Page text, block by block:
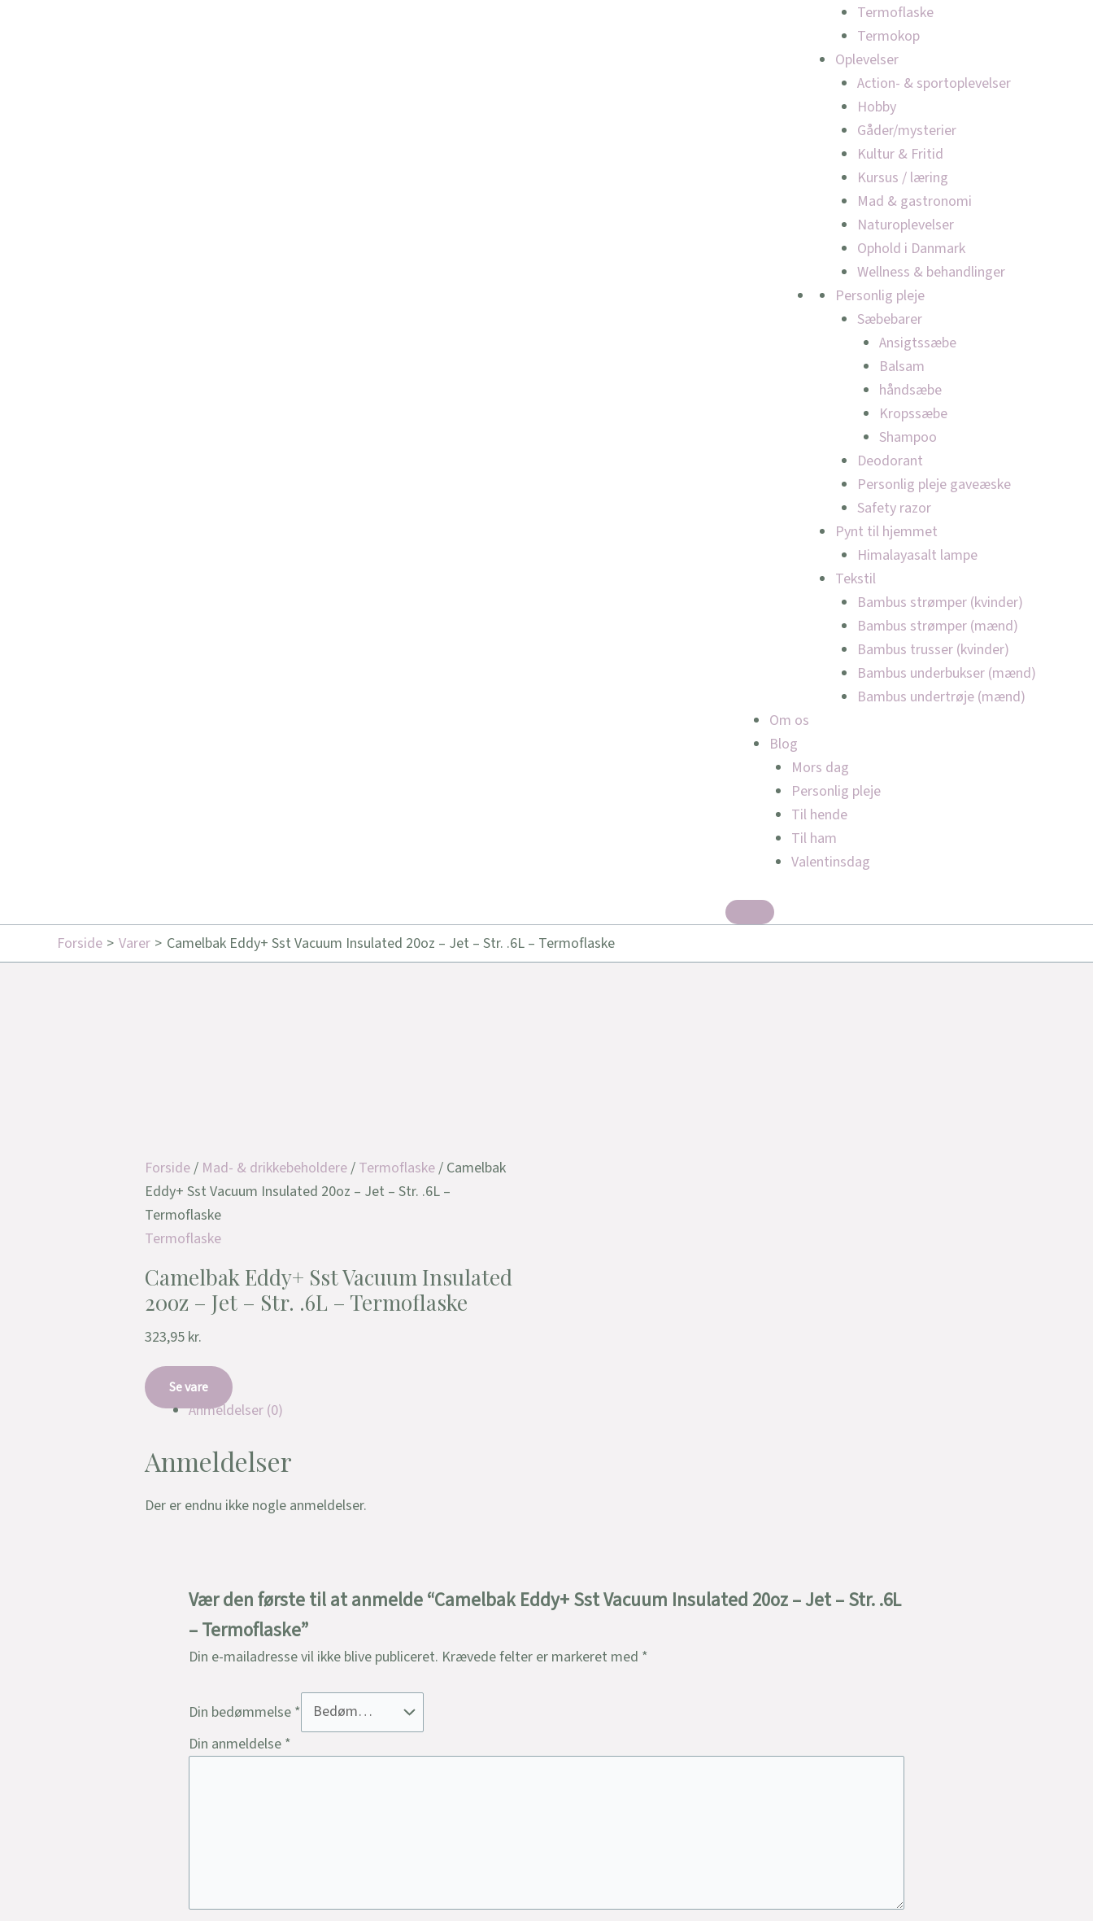
Termoflaske
Termokop
Oplevelser
Action- & sportoplevelser
Hobby
Gåder/mysterier
Kultur & Fritid
Kursus / læring
Mad & gastronomi
Naturoplevelser
Ophold i Danmark
Wellness & behandlinger
Personlig pleje
Sæbebarer
Ansigtssæbe
Balsam
håndsæbe
Kropssæbe
Shampoo
Deodorant
Personlig pleje gaveæske
Safety razor
Pynt til hjemmet
Himalayasalt lampe
Tekstil
Bambus strømper (kvinder)
Bambus strømper (mænd)
Bambus trusser (kvinder)
Bambus underbukser (mænd)
Bambus undertrøje (mænd)
Om os
Blog
Mors dag
Personlig pleje
Til hende
Til ham
Valentinsdag
Forside Varer Camelbak Eddy+ Sst Vacuum Insulated 20oz – Jet – Str. .6L – Termoflaske
Forside/ Mad- & drikkebeholdere/ Termoflaske/ Camelbak
Eddy+ Sst Vacuum Insulated 20oz – Jet – Str. .6L –
Termoflaske
Termoflaske
Camelbak Eddy+ Sst Vacuum Insulated
20oz – Jet – Str. .6L – Termoflaske
323,95 kr.
Se vare
Anmeldelser (0)
Anmeldelser
Der er endnu ikke nogle anmeldelser.
Vær den første til at anmelde “Camelbak Eddy+ Sst Vacuum Insulated 20oz – Jet – Str. .6L
– Termoflaske”
Din e-mailadresse vil ikke blive publiceret. Krævede felter er markeret med *
Din bedømmelse *
Din anmeldelse *